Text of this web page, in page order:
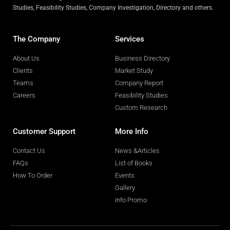
Studies, Feasibility Studies, Company Investigation, Directory and others.
The Company
About Us
Clients
Teams
Careers
Services
Business Directory
Market Study
Company Report
Feasibility Studies
Custom Research
Customer Support
Contact Us
FAQs
How To Order
More Info
News &Articles
List of Books
Events
Gallery
Info Promo